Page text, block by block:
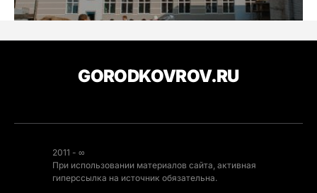
GORODKOVROV.RU
2011 - ∞
При использовании материалов сайта, активная
гиперссылка на источник обязательна.